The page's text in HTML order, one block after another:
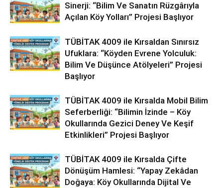
Sinerji: “Bilim Ve Sanatın Rüzgârıyla
Açılan Köy Yolları” Projesi Başlıyor
TÜBİTAK 4009 ile Kırsaldan Sınırsız
Ufuklara: “Köyden Evrene Yolculuk:
Bilim Ve Düşünce Atölyeleri” Projesi
Başlıyor
TÜBİTAK 4009 ile Kırsalda Mobil Bilim
Seferberliği: “Bilimin İzinde – Köy
Okullarında Gezici Deney Ve Keşif
Etkinlikleri” Projesi Başlıyor
TÜBİTAK 4009 ile Kırsalda Çifte
Dönüşüm Hamlesi: “Yapay Zekâdan
Doğaya: Köy Okullarında Dijital Ve